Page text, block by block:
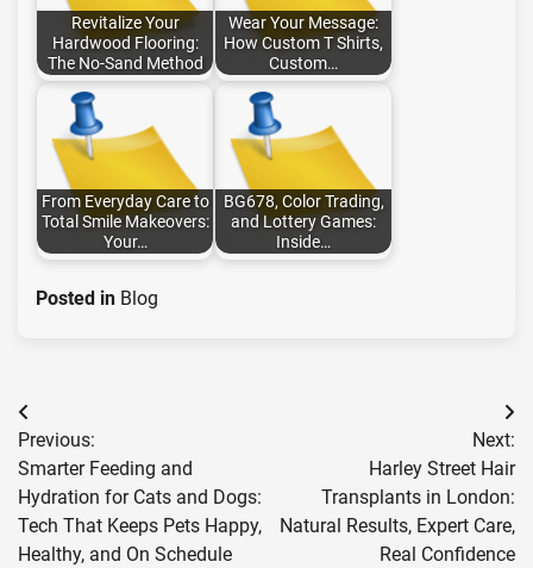
Revitalize Your
Hardwood Flooring:
The No-Sand Method
Wear Your Message:
How Custom T Shirts,
Custom…
From Everyday Care to
Total Smile Makeovers:
Your…
BG678, Color Trading,
and Lottery Games:
Inside…
Posted in Blog
Post
navigation
Previous:
Smarter Feeding and
Hydration for Cats and Dogs:
Tech That Keeps Pets Happy,
Healthy, and On Schedule
Next:
Harley Street Hair
Transplants in London:
Natural Results, Expert Care,
Real Confidence